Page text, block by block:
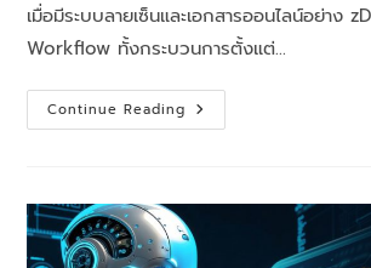
เมื่อมีระบบลายเซ็นและเอกสารออนไลน์อย่าง
Workflow ทั้งกระบวนการตั้งแต่…
Continue Reading